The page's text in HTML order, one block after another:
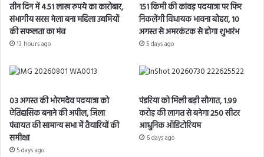
तीन दिन में 4.51 लाख रुपये का कारोबार,
संभागीय सरस मेला बना महिला उद्यमियों
की सफलता का मंच
13 hours ago
151 किमी की कांवड़ पदयात्रा पर फिर
निकलेंगी विधायक भावना बोहरा, 10
अगस्त से अमरकंटक से होगा शुभारंभ
5 days ago
03 अगस्त की भोरमदेव पदयात्रा को
ऐतिहासिक बनाने की अपील, जिला
पंचायत की सामान्य सभा में तैयारियों की
समीक्षा
5 days ago
पंडरिया को मिली बड़ी सौगात, 1.99
करोड़ की लागत से बनेगा 250 सीटर
आधुनिक ऑडिटोरियम
6 days ago